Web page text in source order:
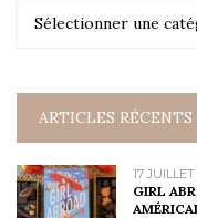
Sélectionner une
Catégories
ARTICLES RÉCENTS
17
GIRL